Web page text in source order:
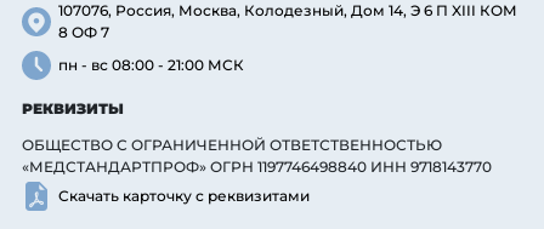
107076, Россия, Москва, Колодезный, Дом 14, Э 6 П XIII КОМ
8 ОФ 7
пн - вс 08:00 - 21:00 МСК
РЕКВИЗИТЫ
ОБЩЕСТВО С ОГРАНИЧЕННОЙ ОТВЕТСТВЕННОСТЬЮ
«МЕДСТАНДАРТПРОФ» ОГРН 1197746498840 ИНН 9718143770
Скачать карточку с реквизитами